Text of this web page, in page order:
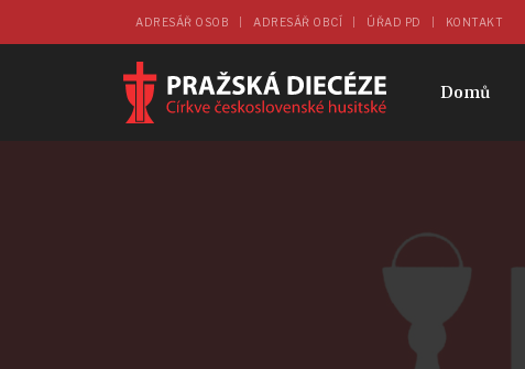
ADRESÁŘ OSOB ADRESÁŘ OBCÍ ÚŘAD PD KONTAKT
Domů